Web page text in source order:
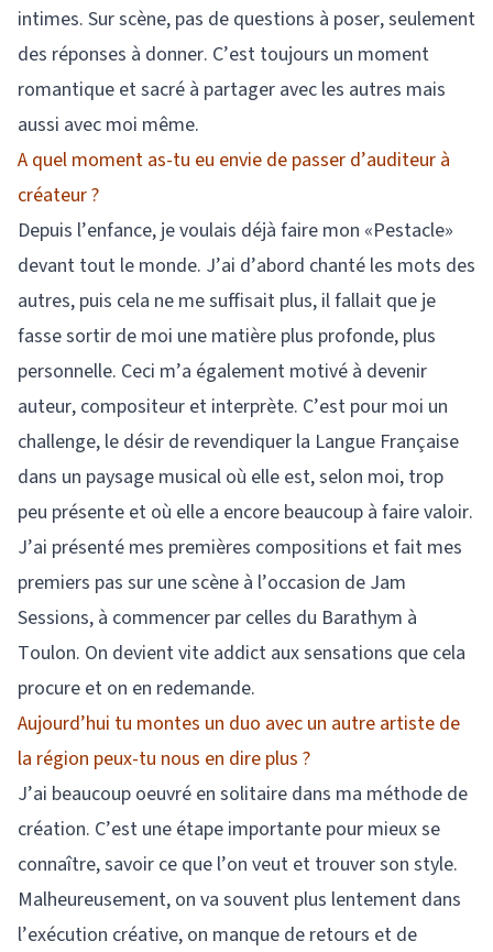
intimes. Sur scène, pas de questions à poser, seulement
des réponses à donner. C’est toujours un moment
romantique et sacré à partager avec les autres mais
aussi avec moi même.
A quel moment as-tu eu envie de passer d’auditeur à
créateur ?
Depuis l’enfance, je voulais déjà faire mon «Pestacle»
devant tout le monde. J’ai d’abord chanté les mots des
autres, puis cela ne me suffisait plus, il fallait que je
fasse sortir de moi une matière plus profonde, plus
personnelle. Ceci m’a également motivé à devenir
auteur, compositeur et interprète. C’est pour moi un
challenge, le désir de revendiquer la Langue Française
dans un paysage musical où elle est, selon moi, trop
peu présente et où elle a encore beaucoup à faire valoir.
J’ai présenté mes premières compositions et fait mes
premiers pas sur une scène à l’occasion de Jam
Sessions, à commencer par celles du Barathym à
Toulon. On devient vite addict aux sensations que cela
procure et on en redemande.
Aujourd’hui tu montes un duo avec un autre artiste de
la région peux-tu nous en dire plus ?
J’ai beaucoup oeuvré en solitaire dans ma méthode de
création. C’est une étape importante pour mieux se
connaître, savoir ce que l’on veut et trouver son style.
Malheureusement, on va souvent plus lentement dans
l’exécution créative, on manque de retours et de